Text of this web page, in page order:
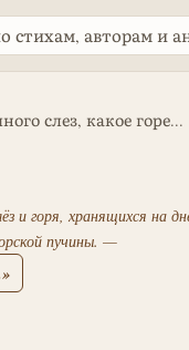
слез, какое горе...
и горя, хранящихся на
пучины. —